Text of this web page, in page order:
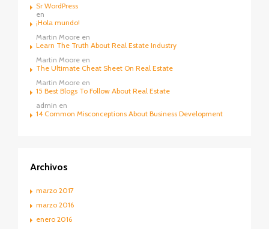
Sr WordPress
en
¡Hola mundo!
Martin Moore en
Learn The Truth About Real Estate Industry
Martin Moore en
The Ultimate Cheat Sheet On Real Estate
Martin Moore en
15 Best Blogs To Follow About Real Estate
admin en
14 Common Misconceptions About Business Development
Archivos
marzo 2017
marzo 2016
enero 2016